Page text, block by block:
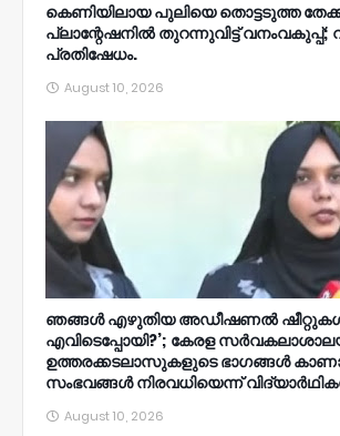
കെണിയിലായ പുലിയെ തൊട്ടടുത്ത
പ്ലാന്റേഷനിൽ തുറന്നുവിട്ട്‌
പ്രതിഷേധം.
August 10, 2026
ഞങ്ങള്‍ എഴുതിയ അഡീഷണല്‍
എവിടെപ്പോയി?’; കേരള
ഉത്തരക്കടലാസുകളുടെ ഭാഗങ്ങള്‍
സംഭവങ്ങള്‍ നിരവധിയെന്ന്
August 10, 2026